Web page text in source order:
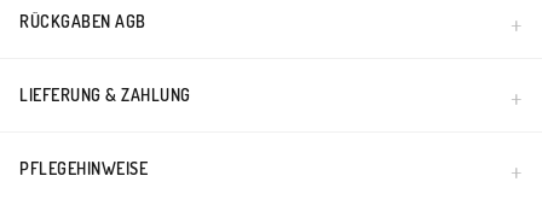
Made in Türkiye
RÜCKGABEN AGB
LIEFERUNG & ZAHLUNG
PFLEGEHINWEISE